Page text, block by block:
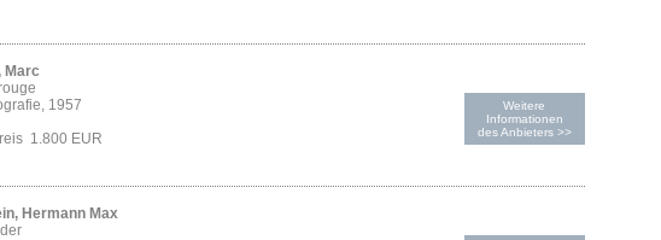
Marc
1957
1.800 EUR
Weitere
Informationen
des Anbieters >>
Hermann Max